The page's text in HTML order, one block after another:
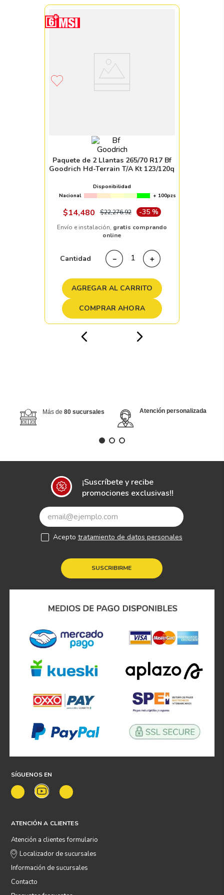
Paquete de 2 Llantas 265/70 R17 Bf
Goodrich Hd-Terrain T/A Kt 123/120q
Disponibilidad
Nacional
+ 100pzs
$14,480 $22,276.92 -35 %
Envío e instalación, gratis comprando
online
Cantidad ＋
－
AGREGAR AL CARRITO
COMPRAR AHORA
Más de 80 sucursales Atención personalizada
¡Suscríbete y recibe
promociones exclusivas!!
SUSCRIBIRME
Acepto tratamiento de datos personales
SÍGUENOS EN
ATENCIÓN A CLIENTES
Atención a clientes formulario
Localizador de sucursales
Información de sucursales
Contacto